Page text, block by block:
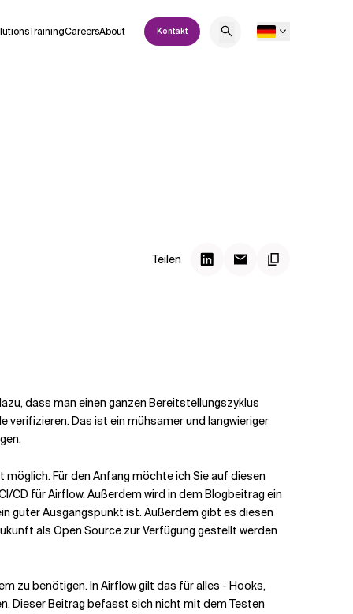
TrainingCareersAbout Kontakt
Teilen
dass man einen ganzen Bereitstellungszyklus
Das ist ein mühsamer und langwieriger
Für den Anfang möchte ich Sie auf diesen
CD für Airflow. Außerdem wird in dem Blogbeitrag ein
guter Ausgangspunkt ist. Außerdem gibt es diesen
als Open Source zur Verfügung gestellt werden
zu benötigen. In Airflow gilt das für alles - Hooks,
Dieser Beitrag befasst sich nicht mit dem Testen